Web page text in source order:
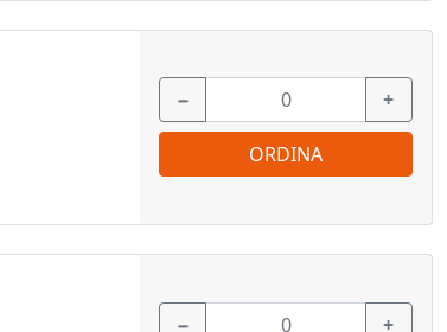
− +
ORDINA
− +